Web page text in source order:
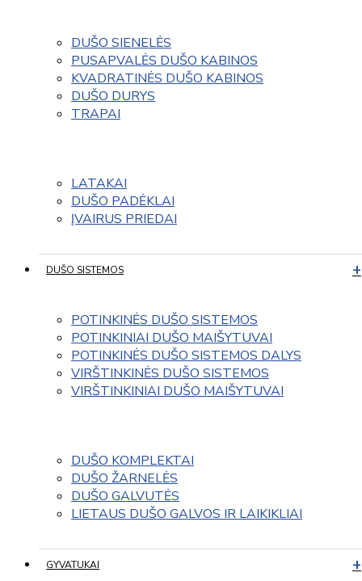
DUŠO SIENELĖS
PUSAPVALĖS DUŠO KABINOS
KVADRATINĖS DUŠO KABINOS
DUŠO DURYS
TRAPAI
LATAKAI
DUŠO PADĖKLAI
ĮVAIRUS PRIEDAI
DUŠO SISTEMOS
POTINKINĖS DUŠO SISTEMOS
POTINKINIAI DUŠO MAIŠYTUVAI
POTINKINĖS DUŠO SISTEMOS DALYS
VIRŠTINKINĖS DUŠO SISTEMOS
VIRŠTINKINIAI DUŠO MAIŠYTUVAI
DUŠO KOMPLEKTAI
DUŠO ŽARNELĖS
DUŠO GALVUTĖS
LIETAUS DUŠO GALVOS IR LAIKIKLIAI
GYVATUKAI